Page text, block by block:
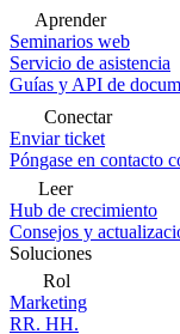
Aprender
Seminarios web
Servicio de asistencia
Guías y API de
Conectar
Enviar ticket
Póngase en contacto
Leer
Hub de crecimiento
Consejos y
Soluciones
Rol
Marketing
RR. HH.